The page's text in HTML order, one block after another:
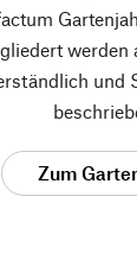
und
Zum